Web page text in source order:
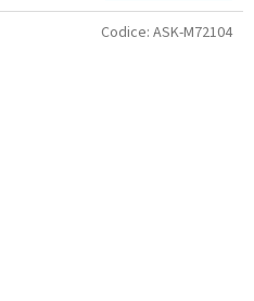
Codice: ASK-M72104